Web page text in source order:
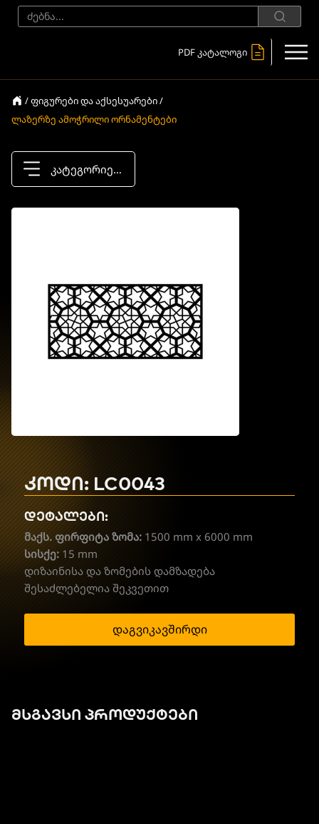
PDF კატალოგი
/ ფიგურები და აქსესუარები /
ლაზერზე ამოჭრილი ორნამენტები
კატეგორიები
კოდი: LC0043
დეტალები:
მაქს. ფირფიტა ზომა: 1500 mm x 6000 mm
სისქე: 15 mm
დიზაინისა და ზომების დამზადება
შესაძლებელია შეკვეთით
დაგვიკავშირდი
მსგავსი პროდუქტები